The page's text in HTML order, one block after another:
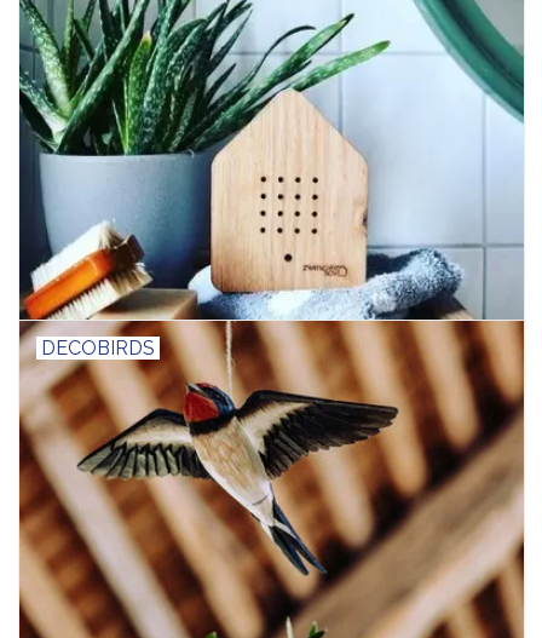
DECOBIRDS